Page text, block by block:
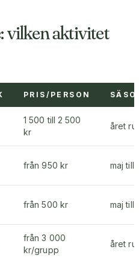
vilken aktivitet
PRIS/PERSON
1 500 till 2 500
kr
året
från 950 kr maj till
från 500 kr maj till
från 3 000
kr/grupp
året